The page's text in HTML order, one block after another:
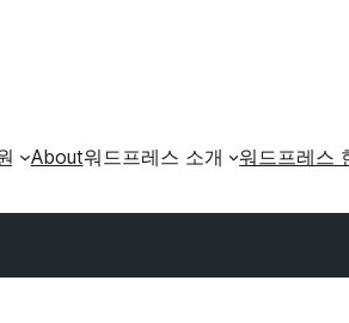
About워드프레스 소개 워드프레스